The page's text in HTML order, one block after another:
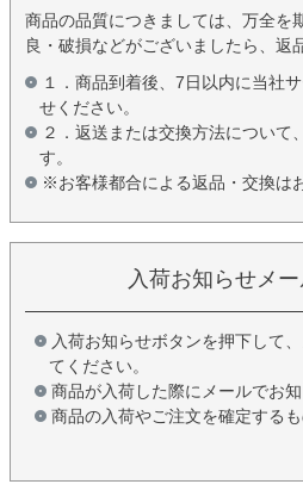
商品の品質につきましては、万全を
良・破損などがございましたら、返
１．商品到着後、7日以内に当社
せください。
２．返送または交換方法について
す。
※お客様都合による返品・交換は
入荷お知らせメ
入荷お知らせボタンを押下して
てください。
商品が入荷した際にメールでお知
商品の入荷やご注文を確定するも